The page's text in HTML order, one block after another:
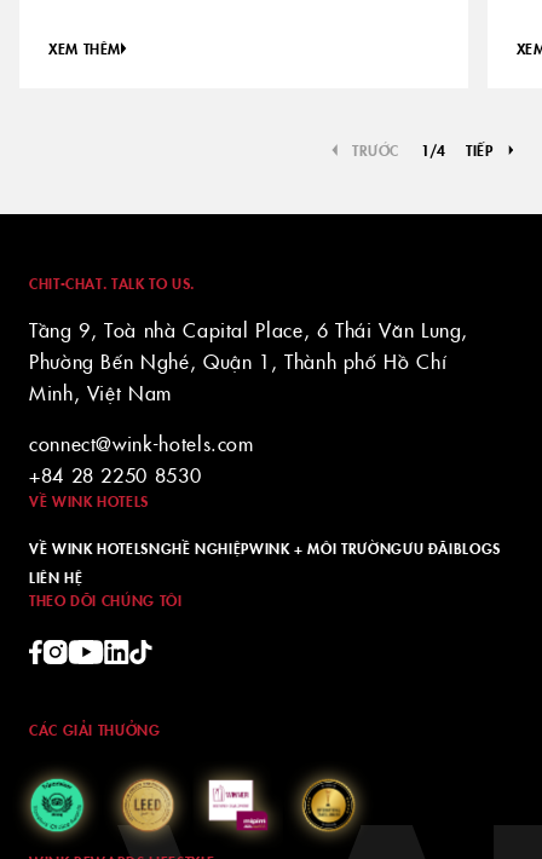
XEM THÊM
TRƯỚC 1/4 TIẾP
CHIT-CHAT. TALK TO US.
Tầng 9, Toà nhà Capital Place, 6 Thái Văn Lung,
Phường Bến Nghé, Quận 1, Thành phố Hồ Chí
Minh, Việt Nam
connect@wink-hotels.com
+84 28 2250 8530
VỀ WINK HOTELS
VỀ WINK HOTELSNGHỀ NGHIỆPWINK + MÔI TRƯỜNGƯU ĐÃIBLOGS
LIÊN HỆ
THEO DÕI CHÚNG TÔI
CÁC GIẢI THƯỞNG